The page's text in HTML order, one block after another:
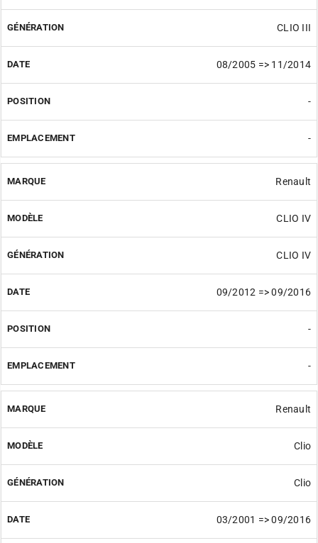
CLIO III
08/2005 => 11/2014
-
-
Renault
CLIO IV
CLIO IV
09/2012 => 09/2016
-
-
Renault
Clio
Clio
03/2001 => 09/2016